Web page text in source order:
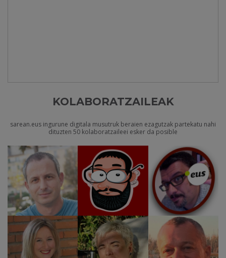
KOLABORATZAILEAK
sarean.eus ingurune digitala musutruk beraien ezagutzak partekatu nahi
dituzten 50 kolaboratzaileei esker da posible